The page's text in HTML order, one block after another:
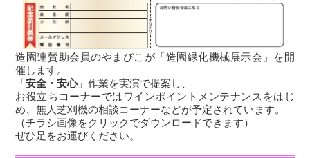
造園連賛助会員のやまびこが「造園緑化機械展示会」を開
催します。
「安全・安心」作業を実演で提案し、
お役立ちコーナーではワインポイントメンテナンスをはじ
め、無人芝刈機の相談コーナーなどが予定されています。
（チラシ画像をクリックでダウンロードできます）
ぜひ足をお運びください。